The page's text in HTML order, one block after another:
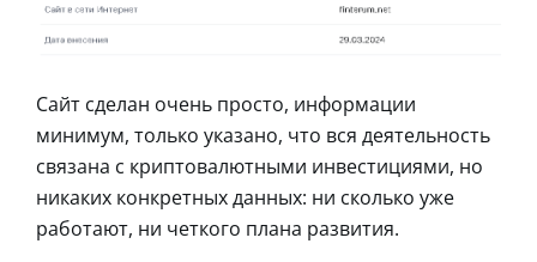
Сайт сделан очень просто, информации
минимум, только указано, что вся деятельность
связана с криптовалютными инвестициями, но
никаких конкретных данных: ни сколько уже
работают, ни четкого плана развития.